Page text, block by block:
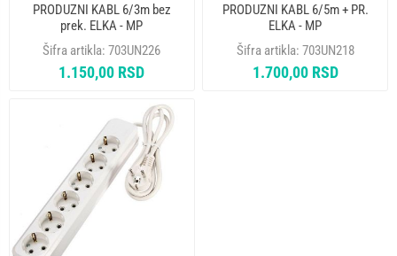
PRODUZNI KABL 6/3m bez
prek. ELKA - MP
Šifra artikla:703UN226
1.150,00 RSD
PRODUZNI KABL 6/5m + PR.
ELKA - MP
Šifra artikla: 703UN218
1.700,00 RSD